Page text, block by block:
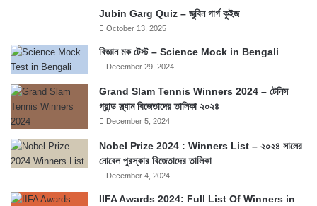
Jubin Garg Quiz – জুবিন গার্গ কুইজ
October 13, 2025
বিজ্ঞান মক টেস্ট – Science Mock in Bengali
December 29, 2024
Grand Slam Tennis Winners 2024 – টেনিস
গ্রান্ড স্ল্যাম বিজেতাদের তালিকা ২০২৪
December 5, 2024
Nobel Prize 2024 : Winners List – ২০২৪ সালের
নোবেল পুরস্কার বিজেতাদের তালিকা
December 4, 2024
IIFA Awards 2024: Full List Of Winners in